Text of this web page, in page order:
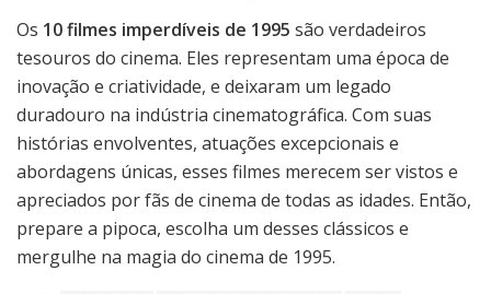
Os 10 filmes imperdíveis de 1995 são verdadeiros
tesouros do cinema. Eles representam uma época de
inovação e criatividade, e deixaram um legado
duradouro na indústria cinematográfica. Com suas
histórias envolventes, atuações excepcionais e
abordagens únicas, esses filmes merecem ser vistos e
apreciados por fãs de cinema de todas as idades. Então,
prepare a pipoca, escolha um desses clássicos e
mergulhe na magia do cinema de 1995.